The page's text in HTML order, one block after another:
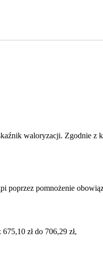
waloryzacji. Zgodnie z
poprzez pomnożenie
zł do 706,29 zł,